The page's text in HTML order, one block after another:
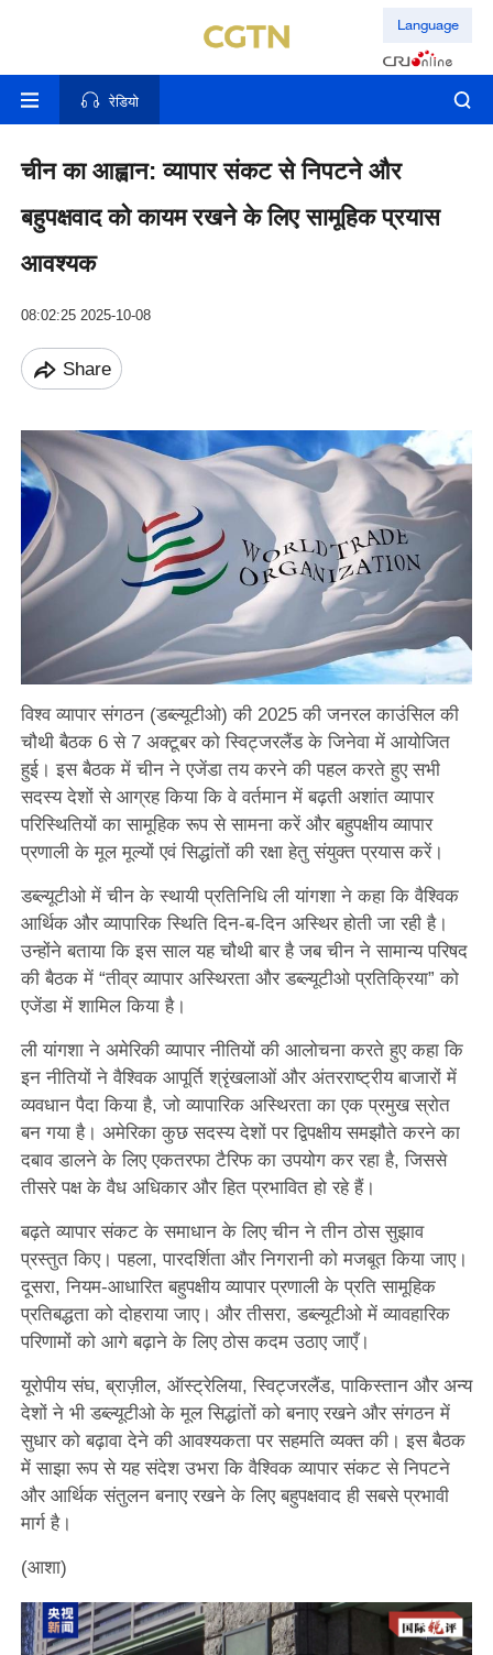
Language
रेडियो
चीन का आह्वान: व्यापार संकट से निपटने और
बहुपक्षवाद को कायम रखने के लिए सामूहिक प्रयास
आवश्यक
08:02:25 2025-10-08
Share
विश्व व्यापार संगठन (डब्ल्यूटीओ) की 2025 की जनरल काउंसिल की
चौथी बैठक 6 से 7 अक्टूबर को स्विट्जरलैंड के जिनेवा में आयोजित
हुई। इस बैठक में चीन ने एजेंडा तय करने की पहल करते हुए सभी
सदस्य देशों से आग्रह किया कि वे वर्तमान में बढ़ती अशांत व्यापार
परिस्थितियों का सामूहिक रूप से सामना करें और बहुपक्षीय व्यापार
प्रणाली के मूल मूल्यों एवं सिद्धांतों की रक्षा हेतु संयुक्त प्रयास करें।
डब्ल्यूटीओ में चीन के स्थायी प्रतिनिधि ली यांगशा ने कहा कि वैश्विक
आर्थिक और व्यापारिक स्थिति दिन-ब-दिन अस्थिर होती जा रही है।
उन्होंने बताया कि इस साल यह चौथी बार है जब चीन ने सामान्य परिषद
की बैठक में “तीव्र व्यापार अस्थिरता और डब्ल्यूटीओ प्रतिक्रिया” को
एजेंडा में शामिल किया है।
ली यांगशा ने अमेरिकी व्यापार नीतियों की आलोचना करते हुए कहा कि
इन नीतियों ने वैश्विक आपूर्ति श्रृंखलाओं और अंतरराष्ट्रीय बाजारों में
व्यवधान पैदा किया है, जो व्यापारिक अस्थिरता का एक प्रमुख स्रोत
बन गया है। अमेरिका कुछ सदस्य देशों पर द्विपक्षीय समझौते करने का
दबाव डालने के लिए एकतरफा टैरिफ का उपयोग कर रहा है, जिससे
तीसरे पक्ष के वैध अधिकार और हित प्रभावित हो रहे हैं।
बढ़ते व्यापार संकट के समाधान के लिए चीन ने तीन ठोस सुझाव
प्रस्तुत किए। पहला, पारदर्शिता और निगरानी को मजबूत किया जाए।
दूसरा, नियम-आधारित बहुपक्षीय व्यापार प्रणाली के प्रति सामूहिक
प्रतिबद्धता को दोहराया जाए। और तीसरा, डब्ल्यूटीओ में व्यावहारिक
परिणामों को आगे बढ़ाने के लिए ठोस कदम उठाए जाएँ।
यूरोपीय संघ, ब्राज़ील, ऑस्ट्रेलिया, स्विट्जरलैंड, पाकिस्तान और अन्य
देशों ने भी डब्ल्यूटीओ के मूल सिद्धांतों को बनाए रखने और संगठन में
सुधार को बढ़ावा देने की आवश्यकता पर सहमति व्यक्त की। इस बैठक
में साझा रूप से यह संदेश उभरा कि वैश्विक व्यापार संकट से निपटने
और आर्थिक संतुलन बनाए रखने के लिए बहुपक्षवाद ही सबसे प्रभावी
मार्ग है।
(आशा)